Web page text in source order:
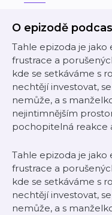
O epizodě
Tahle epizoda je
frustrace a
kde se setkáváme s
nechtějí investovat,
nemůže, a s
nejintimnějším
pochopitelná reakce
Tahle epizoda je
frustrace a
kde se setkáváme s
nechtějí investovat,
nemůže, a s